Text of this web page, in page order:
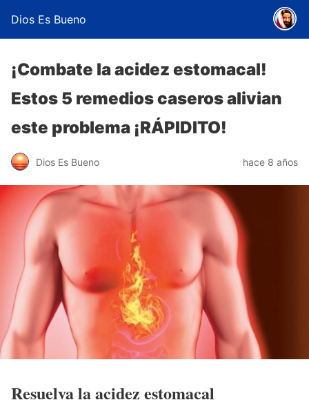
Dios Es Bueno
¡Combate la acidez estomacal!
Estos 5 remedios caseros alivian
este problema ¡RÁPIDITO!
Dios Es Bueno hace 8 años
Resuelva la acidez estomacal